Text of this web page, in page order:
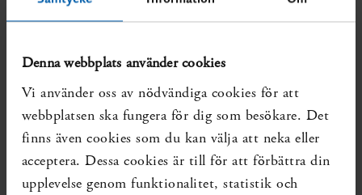
Denna webbplats använder cookies
Vi använder oss av nödvändiga cookies för att
webbplatsen ska fungera för dig som besökare. Det
finns även cookies som du kan välja att neka eller
acceptera. Dessa cookies är till för att förbättra din
upplevelse genom funktionalitet, statistik och
ultraljud är en etablerad objektiv känslig metod med
stor investering i apparatur och utbildning för att
kliniker över dygnets alla timmar. Om mer tillgängliga
rutinmetoder för att utesluta stora förlossningsskador hos
alla födande kvinnor kan utvecklas skulle de kunna
utgöra ett alternativ.